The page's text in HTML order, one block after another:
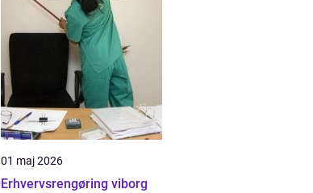
01 maj 2026
Erhvervsrengøring viborg